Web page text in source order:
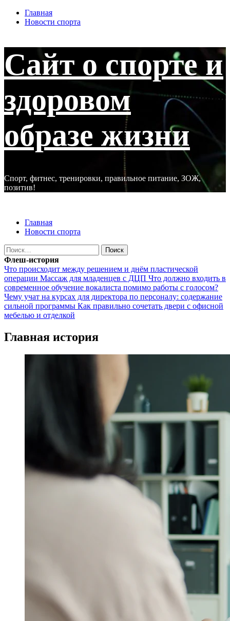
ПерейтиГлавная
Новости спорта
Сайт о спорте и
здоровом
образе жизни
Спорт, фитнес, тренировки, правильное питание, ЗОЖ,
позитив!
Главная
Новости спорта
Найти:
Флеш-история
Что происходит между решением и днём пластической
операции Массаж для младенцев с ДЦП Что должно входить в
современное обучение вокалиста помимо работы с голосом?
Чему учат на курсах для директора по персоналу: содержание
сильной программы Как правильно сочетать двери с офисной
мебелью и отделкой
Главная история